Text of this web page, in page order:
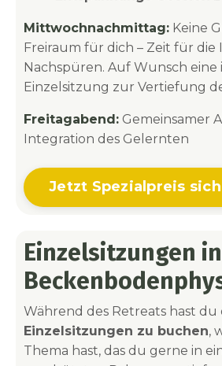
Mittwochnachmittag: Keine
Freiraum für dich – Zeit für die
Nachspüren. Auf Wunsch eine
Einzelsitzung zur Vertiefung
Freitagabend: Gemeinsamer
Integration des Gelernten
Jetzt Spezialpreis
Einzelsitzungen in
Während des Retreats hast du
Einzelsitzungen zu buchen,
Thema hast, das du gerne in